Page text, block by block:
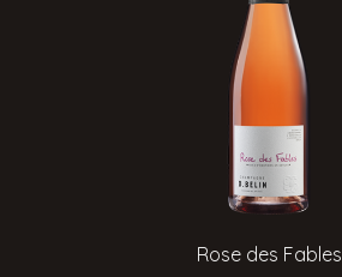
Rose des Fables